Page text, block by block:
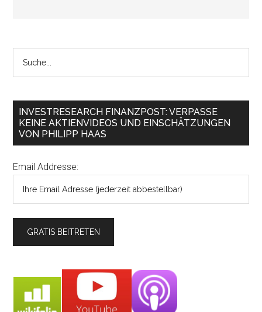
INVESTRESEARCH FINANZPOST: VERPASSE
KEINE AKTIENVIDEOS UND EINSCHÄTZUNGEN
VON PHILIPP HAAS
Email Addresse: